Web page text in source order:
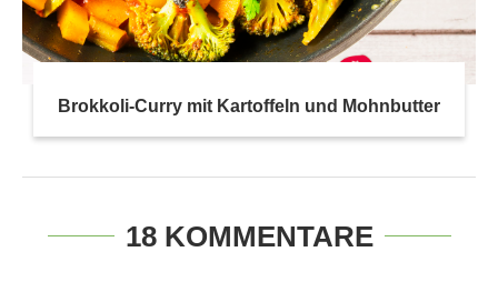
Brokkoli-Curry mit Kartoffeln und Mohnbutter
18 KOMMENTARE